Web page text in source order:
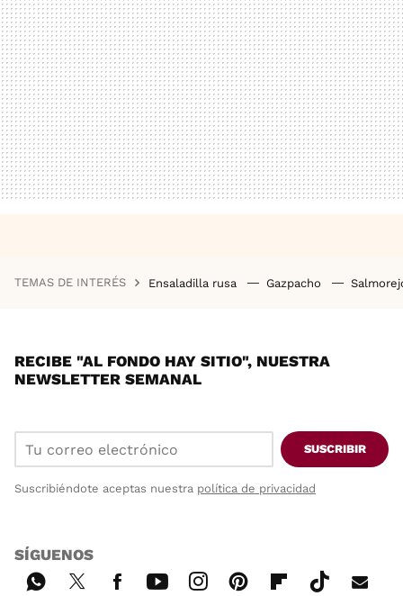
TEMAS DE INTERÉS Ensaladilla rusa Gazpacho
RECIBE "AL FONDO HAY SITIO", NUESTRA
NEWSLETTER SEMANAL
SUSCRIBIR
Suscribiéndote aceptas nuestra política de privacidad
SÍGUENOS